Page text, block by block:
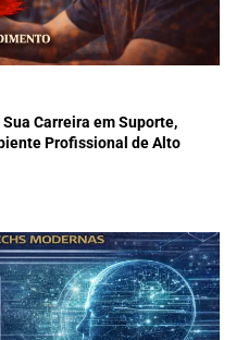
Carreira em Suporte,
Profissional de Alto